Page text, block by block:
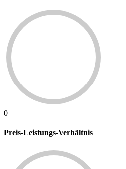
0
Preis-Leistungs-Verhältnis